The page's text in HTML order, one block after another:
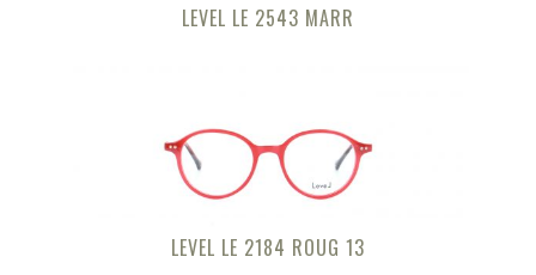
LEVEL LE 2543 MARR
LEVEL LE 2184 ROUG 13